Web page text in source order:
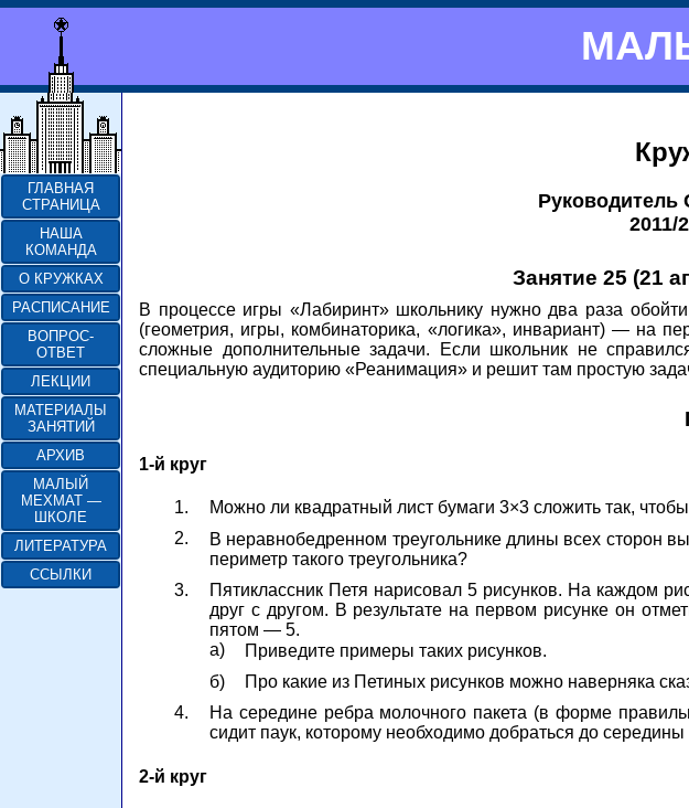
ГЛАВНАЯ
СТРАНИЦА
НАША
КОМАНДА
О КРУЖКАХ
РАСПИСАНИЕ
ВОПРОС-
ОТВЕТ
ЛЕКЦИИ
МАТЕРИАЛЫ
ЗАНЯТИЙ
АРХИВ
МАЛЫЙ
МЕХМАТ —
ШКОЛЕ
ЛИТЕРАТУРА
ССЫЛКИ
Руководитель
2011/
Занятие 25 (21
В процессе игры «Лабиринт» школьнику нужно два раза
(геометрия, игры, комбинаторика, «логика», инвариант) — на
сложные дополнительные задачи. Если школьник не
специальную аудиторию «Реанимация» и решит там простую
1-й круг
1.
Можно ли квадратный лист бумаги 3×3 сложить так,
2.
В неравнобедренном треугольнике длины всех сторон
периметр такого треугольника?
3.
Пятиклассник Петя нарисовал 5 рисунков. На каждом
друг с другом. В результате на первом рисунке он
пятом — 5.
а)
Приведите примеры таких рисунков.
б)
Про какие из Петиных рисунков можно наверняка
4.
На середине ребра молочного пакета (в форме
сидит паук, которому необходимо добраться до
2-й круг